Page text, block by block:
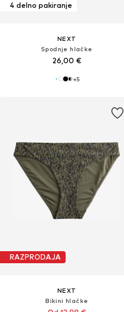
4 delno pakiranje
NEXT
Spodnje hlačke
26,00 €
+5
RAZPRODAJA
NEXT
Bikini hlačke